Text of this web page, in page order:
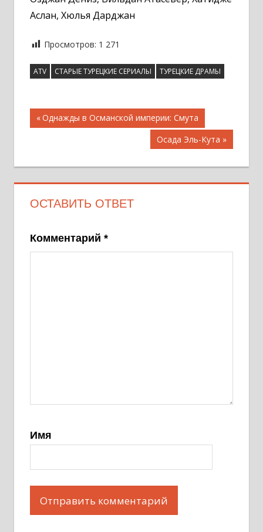
Аслан, Хюлья Дарджан
Просмотров: 1 271
ATV СТАРЫЕ ТУРЕЦКИЕ СЕРИАЛЫ ТУРЕЦКИЕ ДРАМЫ
Навигация
Предыдущая
запись;
Однажды в Османской империи: Смута
Следующая
запись:
Осада Эль-Кута
ОСТАВИТЬ ОТВЕТ
Комментарий *
Имя